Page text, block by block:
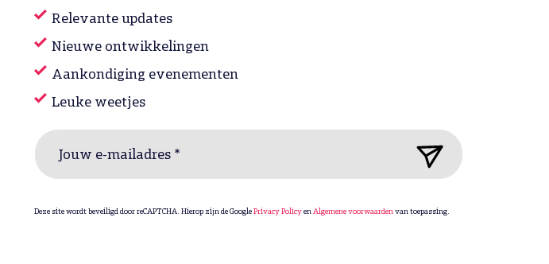
Relevante updates
Nieuwe ontwikkelingen
Aankondiging evenementen
Leuke weetjes
Jouw e-mailadres *
Deze site wordt beveiligd door reCAPTCHA. Hierop zijn de GooglePrivacy PolicyenAlgemene voorwaardenvan toepassing.